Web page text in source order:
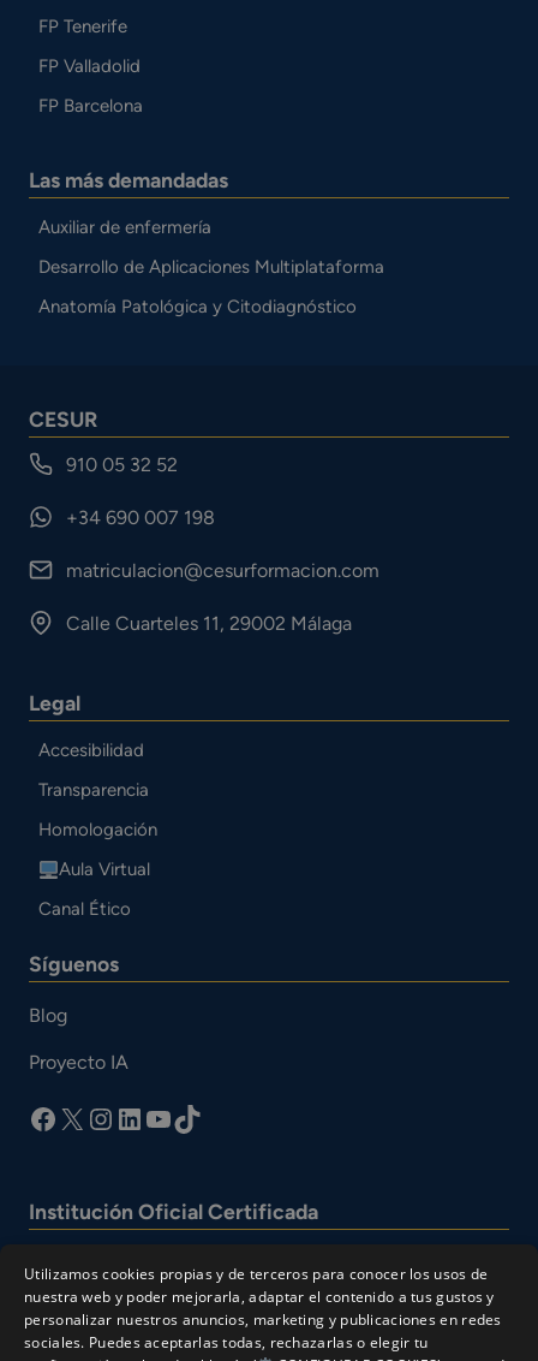
FP Tenerife
FP Valladolid
FP Barcelona
Las más demandadas
Auxiliar de enfermería
Desarrollo de Aplicaciones Multiplataforma
Anatomía Patológica y Citodiagnóstico
CESUR
910 05 32 52
+34 690 007 198
matriculacion@cesurformacion.com
Calle Cuarteles 11, 29002 Málaga
Legal
Accesibilidad
Transparencia
Homologación
Aula Virtual
Canal Ético
Síguenos
Blog
Proyecto IA
facebook
X Instagram
LinkedIn
YouTube
TikTok
Institución Oficial Certificada
Utilizamos cookies propias y de terceros para conocer los usos de
nuestra web y poder mejorarla, adaptar el contenido a tus gustos y
personalizar nuestros anuncios, marketing y publicaciones en redes
sociales. Puedes aceptarlas todas, rechazarlas o elegir tu